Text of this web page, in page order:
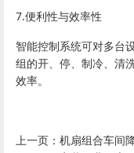
7.便利性与效率性
智能控制系统可对多台
组的开、停、制冷、清
效率。
上一页： 机扇组合车间